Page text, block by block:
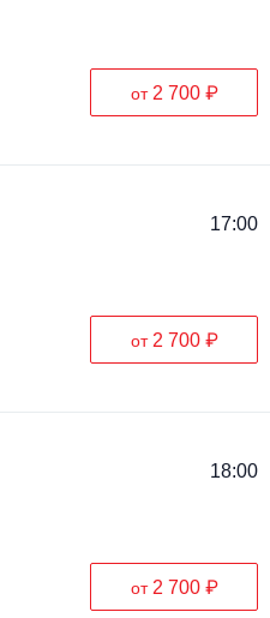
от 2 700 ₽
17:00
от 2 700 ₽
18:00
от 2 700 ₽